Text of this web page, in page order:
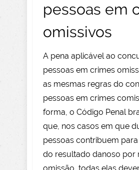
pessoas em
omissivos
A pena aplicável ao
pessoas em crimes
as mesmas regras do
pessoas em crimes
forma, o Código Penal
que, nos casos em que
pessoas contribuem
do resultado danoso por